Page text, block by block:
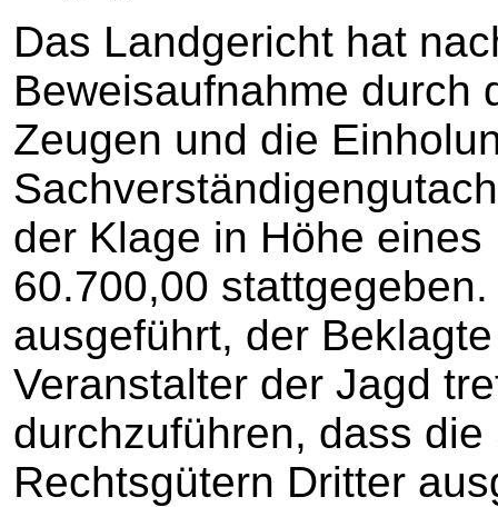
Das Landgericht hat
Beweisaufnahme durch
Zeugen und die
der Klage in Höhe
60.700,00
ausgeführt, der
Veranstalter der Jagd
durchzuführen, dass
Rechtsgütern Dritter